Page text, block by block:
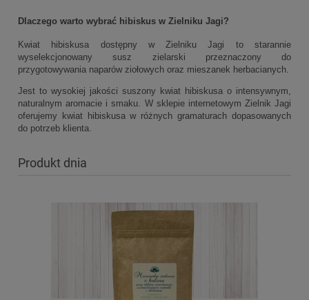
Dlaczego warto wybrać hibiskus w Zielniku Jagi?
Kwiat hibiskusa dostępny w Zielniku Jagi to starannie
wyselekcjonowany susz zielarski przeznaczony do
przygotowywania naparów ziołowych oraz mieszanek herbacianych.
Jest to wysokiej jakości suszony kwiat hibiskusa o intensywnym,
naturalnym aromacie i smaku. W sklepie internetowym Zielnik Jagi
oferujemy kwiat hibiskusa w różnych gramaturach dopasowanych
do potrzeb klienta.
Produkt dnia